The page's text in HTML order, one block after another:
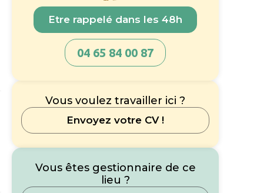
Etre rappelé dans les 48h
04 65 84 00 87
Vous voulez travailler ici ?
Envoyez votre CV !
Vous êtes gestionnaire de ce
lieu ?